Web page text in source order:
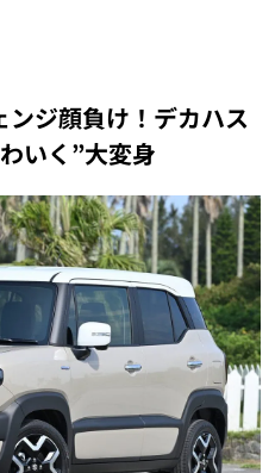
ジ顔負け！デカハス
いく”大変身